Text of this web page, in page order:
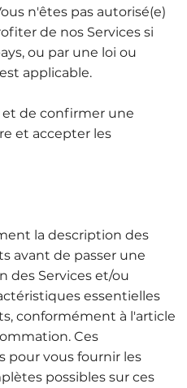
n'êtes pas autorisé(e)
de nos Services si
ou par une loi ou
applicable.
et de confirmer une
et accepter les
la description des
avant de passer une
des Services et/ou
essentielles
conformément à l'article
Ces
pour vous fournir les
possibles sur ces